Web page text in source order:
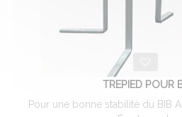
TREPIED POUR
Pour une bonne stabilité du BIB